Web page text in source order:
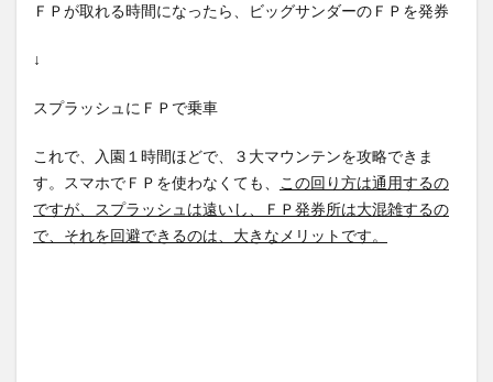
ＦＰが取れる時間になったら、ビッグサンダーのＦＰを発券
↓
スプラッシュにＦＰで乗車
これで、入園１時間ほどで、３大マウンテンを攻略できま
す。スマホでＦＰを使わなくても、
この回り方は通用するの
ですが、スプラッシュは遠いし、ＦＰ発券所は大混雑するの
で、それを回避できるのは、大きなメリットです。